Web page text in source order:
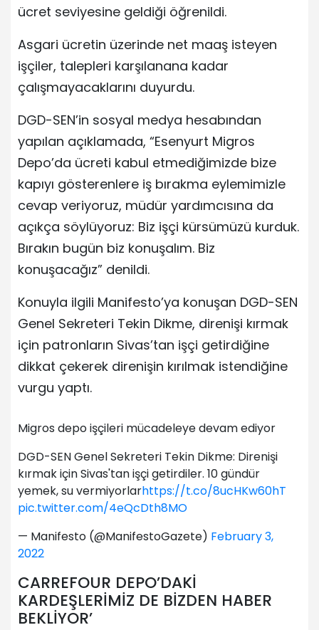
ücret seviyesine geldiği öğrenildi.
Asgari ücretin üzerinde net maaş isteyen
işçiler, talepleri karşılanana kadar
çalışmayacaklarını duyurdu.
DGD-SEN’in sosyal medya hesabından
yapılan açıklamada, “Esenyurt Migros
Depo’da ücreti kabul etmediğimizde bize
kapıyı gösterenlere iş bırakma eylemimizle
cevap veriyoruz, müdür yardımcısına da
açıkça söylüyoruz: Biz işçi kürsümüzü kurduk.
Bırakın bugün biz konuşalım. Biz
konuşacağız” denildi.
Konuyla ilgili Manifesto’ya konuşan DGD-SEN
Genel Sekreteri Tekin Dikme, direnişi kırmak
için patronların Sivas’tan işçi getirdiğine
dikkat çekerek direnişin kırılmak istendiğine
vurgu yaptı.
Migros depo işçileri mücadeleye devam ediyor
DGD-SEN Genel Sekreteri Tekin Dikme: Direnişi
kırmak için Sivas'tan işçi getirdiler. 10 gündür
yemek, su vermiyorlarhttps://t.co/8ucHKw60hT
pic.twitter.com/4eQcDth8MO
— Manifesto (@ManifestoGazete) February 3,
2022
CARREFOUR DEPO’DAKİ
KARDEŞLERİMİZ DE BİZDEN HABER
BEKLİYOR’